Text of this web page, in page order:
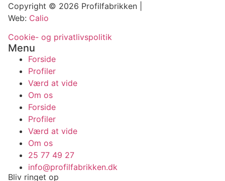
Copyright © 2026 Profilfabrikken |
Web: Calio
Cookie- og privatlivspolitik
Menu
Forside
Profiler
Værd at vide
Om os
Forside
Profiler
Værd at vide
Om os
25 77 49 27
info@profilfabrikken.dk
Bliv ringet op